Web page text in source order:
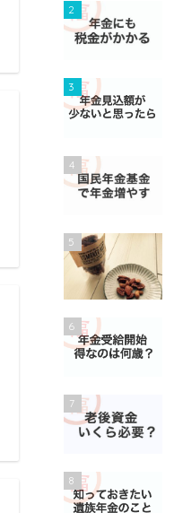
2
3
4
5
6
7
8